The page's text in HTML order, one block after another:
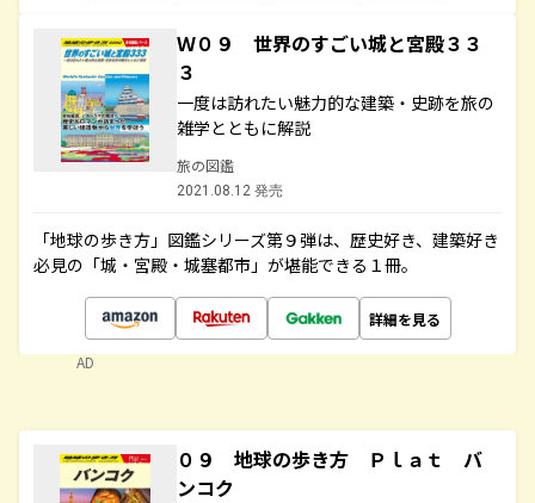
Ｗ０９ 世界のすごい城と宮殿３３
３
一度は訪れたい魅力的な建築・史跡を旅の
雑学とともに解説
旅の図鑑
2021.08.12 発売
「地球の歩き方」図鑑シリーズ第９弾は、歴史好き、建築好き
必見の「城・宮殿・城塞都市」が堪能できる１冊。
詳細を見る
AD
０９ 地球の歩き方 Ｐｌａｔ バ
ンコク